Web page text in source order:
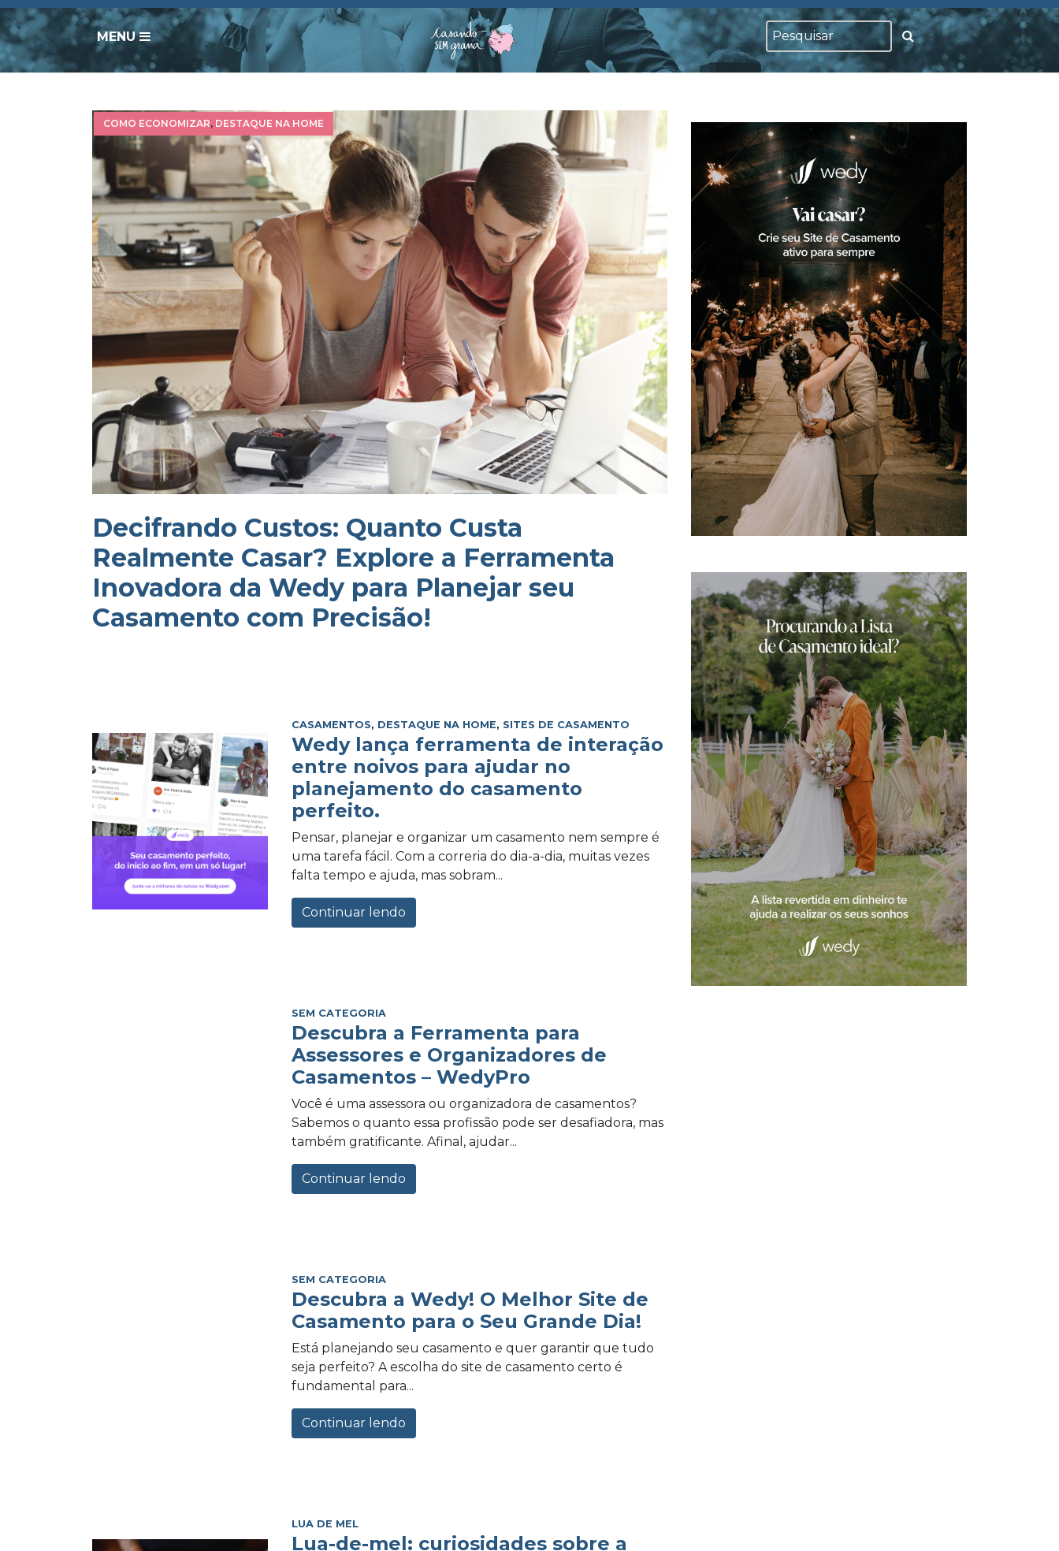
MENU
COMO ECONOMIZAR, DESTAQUE NA HOME
Decifrando Custos: Quanto Custa
Realmente Casar? Explore a Ferramenta
Inovadora da Wedy para Planejar seu
Casamento com Precisão!
CASAMENTOS, DESTAQUE NA HOME, SITES DE CASAMENTO
Wedy lança ferramenta de interação
entre noivos para ajudar no
planejamento do casamento
perfeito.
Pensar, planejar e organizar um casamento nem sempre é
uma tarefa fácil. Com a correria do dia-a-dia, muitas vezes
falta tempo e ajuda, mas sobram...
Continuar lendo
SEM CATEGORIA
Descubra a Ferramenta para
Assessores e Organizadores de
Casamentos – WedyPro
Você é uma assessora ou organizadora de casamentos?
Sabemos o quanto essa profissão pode ser desafiadora, mas
também gratificante. Afinal, ajudar...
Continuar lendo
SEM CATEGORIA
Descubra a Wedy! O Melhor Site de
Casamento para o Seu Grande Dia!
Está planejando seu casamento e quer garantir que tudo
seja perfeito? A escolha do site de casamento certo é
fundamental para...
Continuar lendo
LUA DE MEL
Lua-de-mel: curiosidades sobre a